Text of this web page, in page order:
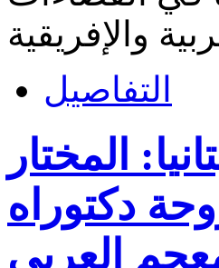
التفاصيل
المختار
دكتوراه
العربي